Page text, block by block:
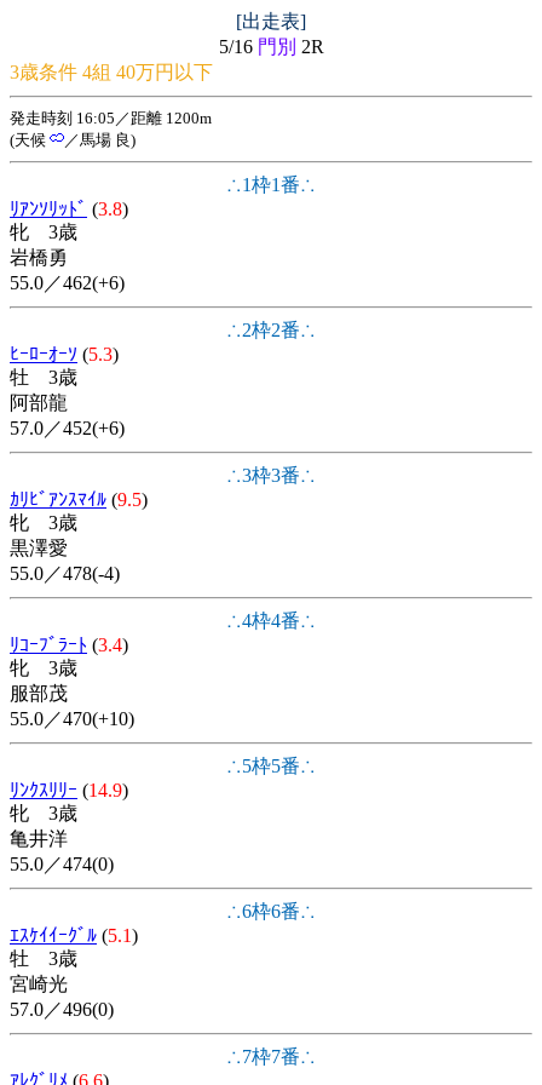
[出走表]
5/16 門別 2R
3歳条件 4組 40万円以下
発走時刻 16:05／距離 1200m
(天候
／馬場 良)
∴1枠1番∴
ﾘｱﾝｿﾘｯﾄﾞ (3.8)
牝 3歳
岩橋勇
55.0／462(+6)
∴2枠2番∴
ﾋｰﾛｰｵｰｿ (5.3)
牡 3歳
阿部龍
57.0／452(+6)
∴3枠3番∴
ｶﾘﾋﾞｱﾝｽﾏｲﾙ (9.5)
牝 3歳
黒澤愛
55.0／478(-4)
∴4枠4番∴
ﾘｺｰﾌﾞﾗｰﾄ (3.4)
牝 3歳
服部茂
55.0／470(+10)
∴5枠5番∴
ﾘﾝｸｽﾘﾘｰ (14.9)
牝 3歳
亀井洋
55.0／474(0)
∴6枠6番∴
ｴｽｹｲｲｰｸﾞﾙ (5.1)
牡 3歳
宮崎光
57.0／496(0)
∴7枠7番∴
ｱﾚｸﾞﾘﾒ (6.6)